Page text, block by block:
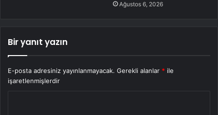
Ağustos 6, 2026
Bir yanıt yazın
E-posta adresiniz yayınlanmayacak. Gerekli alanlar * ile
işaretlenmişlerdir